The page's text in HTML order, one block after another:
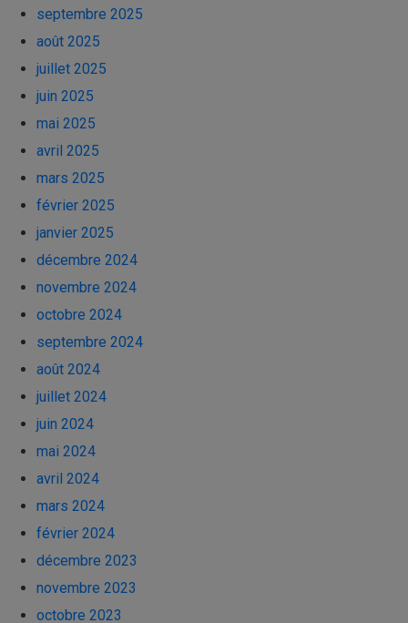
septembre 2025
août 2025
juillet 2025
juin 2025
mai 2025
avril 2025
mars 2025
février 2025
janvier 2025
décembre 2024
novembre 2024
octobre 2024
septembre 2024
août 2024
juillet 2024
juin 2024
mai 2024
avril 2024
mars 2024
février 2024
décembre 2023
novembre 2023
octobre 2023